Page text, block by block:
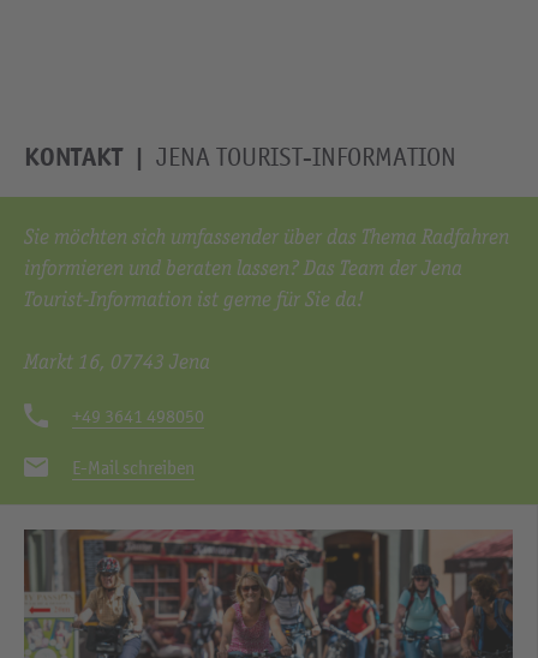
KONTAKT JENA TOURIST-INFORMATION
Sie möchten sich umfassender über das Thema Radfahren
informieren und beraten lassen? Das Team der Jena
Tourist-Information ist gerne für Sie da!
Markt 16, 07743 Jena
+49 3641 498050
E-Mail schreiben